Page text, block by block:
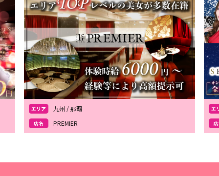
エリア 九州 / 那覇
店名 PREMIER
エ